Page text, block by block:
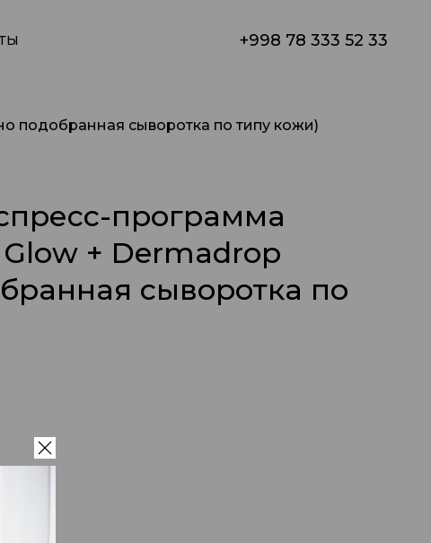
+998 78 333 52 33
подобранная сыворотка по типу кожи)
программа
+ Dermadrop
сыворотка по